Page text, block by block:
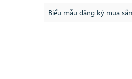
Biểu mẫu đăng ký mua